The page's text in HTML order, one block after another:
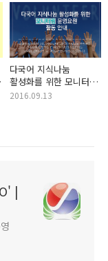
다국어 지식나눔
활성화를 위한 모니터링
활동 안내
2016.09.13
|